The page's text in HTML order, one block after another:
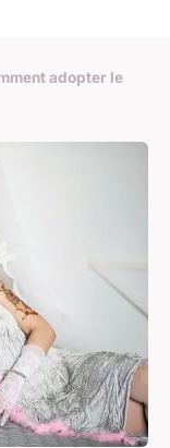
adopter le